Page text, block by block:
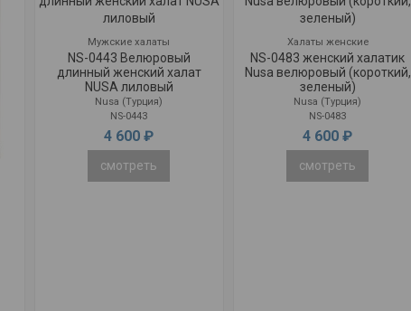
Мужские халаты
NS-0443 Велюровый
длинный женский халат
NUSA лиловый
Nusa (Турция)
NS-0443
4 600 ₽
смотреть
Халаты женские
NS-0483 женский халатик
Nusa велюровый (короткий,
зеленый)
Nusa (Турция)
NS-0483
4 600 ₽
смотреть